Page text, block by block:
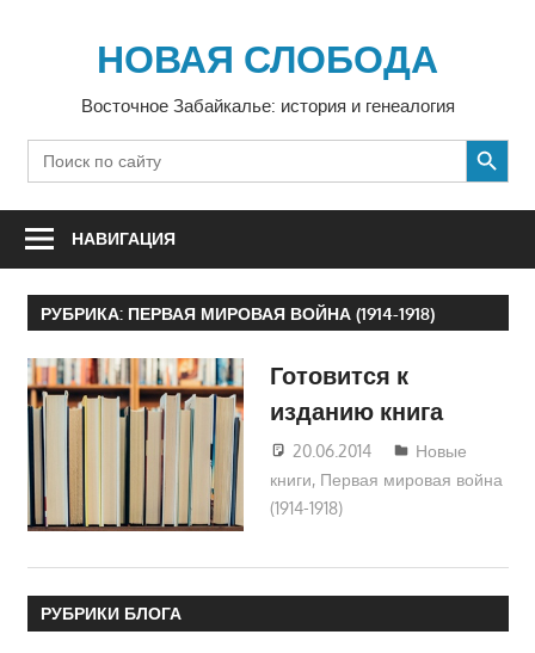
содержимомуНОВАЯ СЛОБОДА
Восточное Забайкалье: история и генеалогия
Search
for:
SEARCH BUTTON
НАВИГАЦИЯ
РУБРИКА: ПЕРВАЯ МИРОВАЯ ВОЙНА (1914-1918)
Готовится к
изданию книга
20.06.2014 Юра
Новые
книги, Первая мировая война
(1914-1918)
РУБРИКИ БЛОГА